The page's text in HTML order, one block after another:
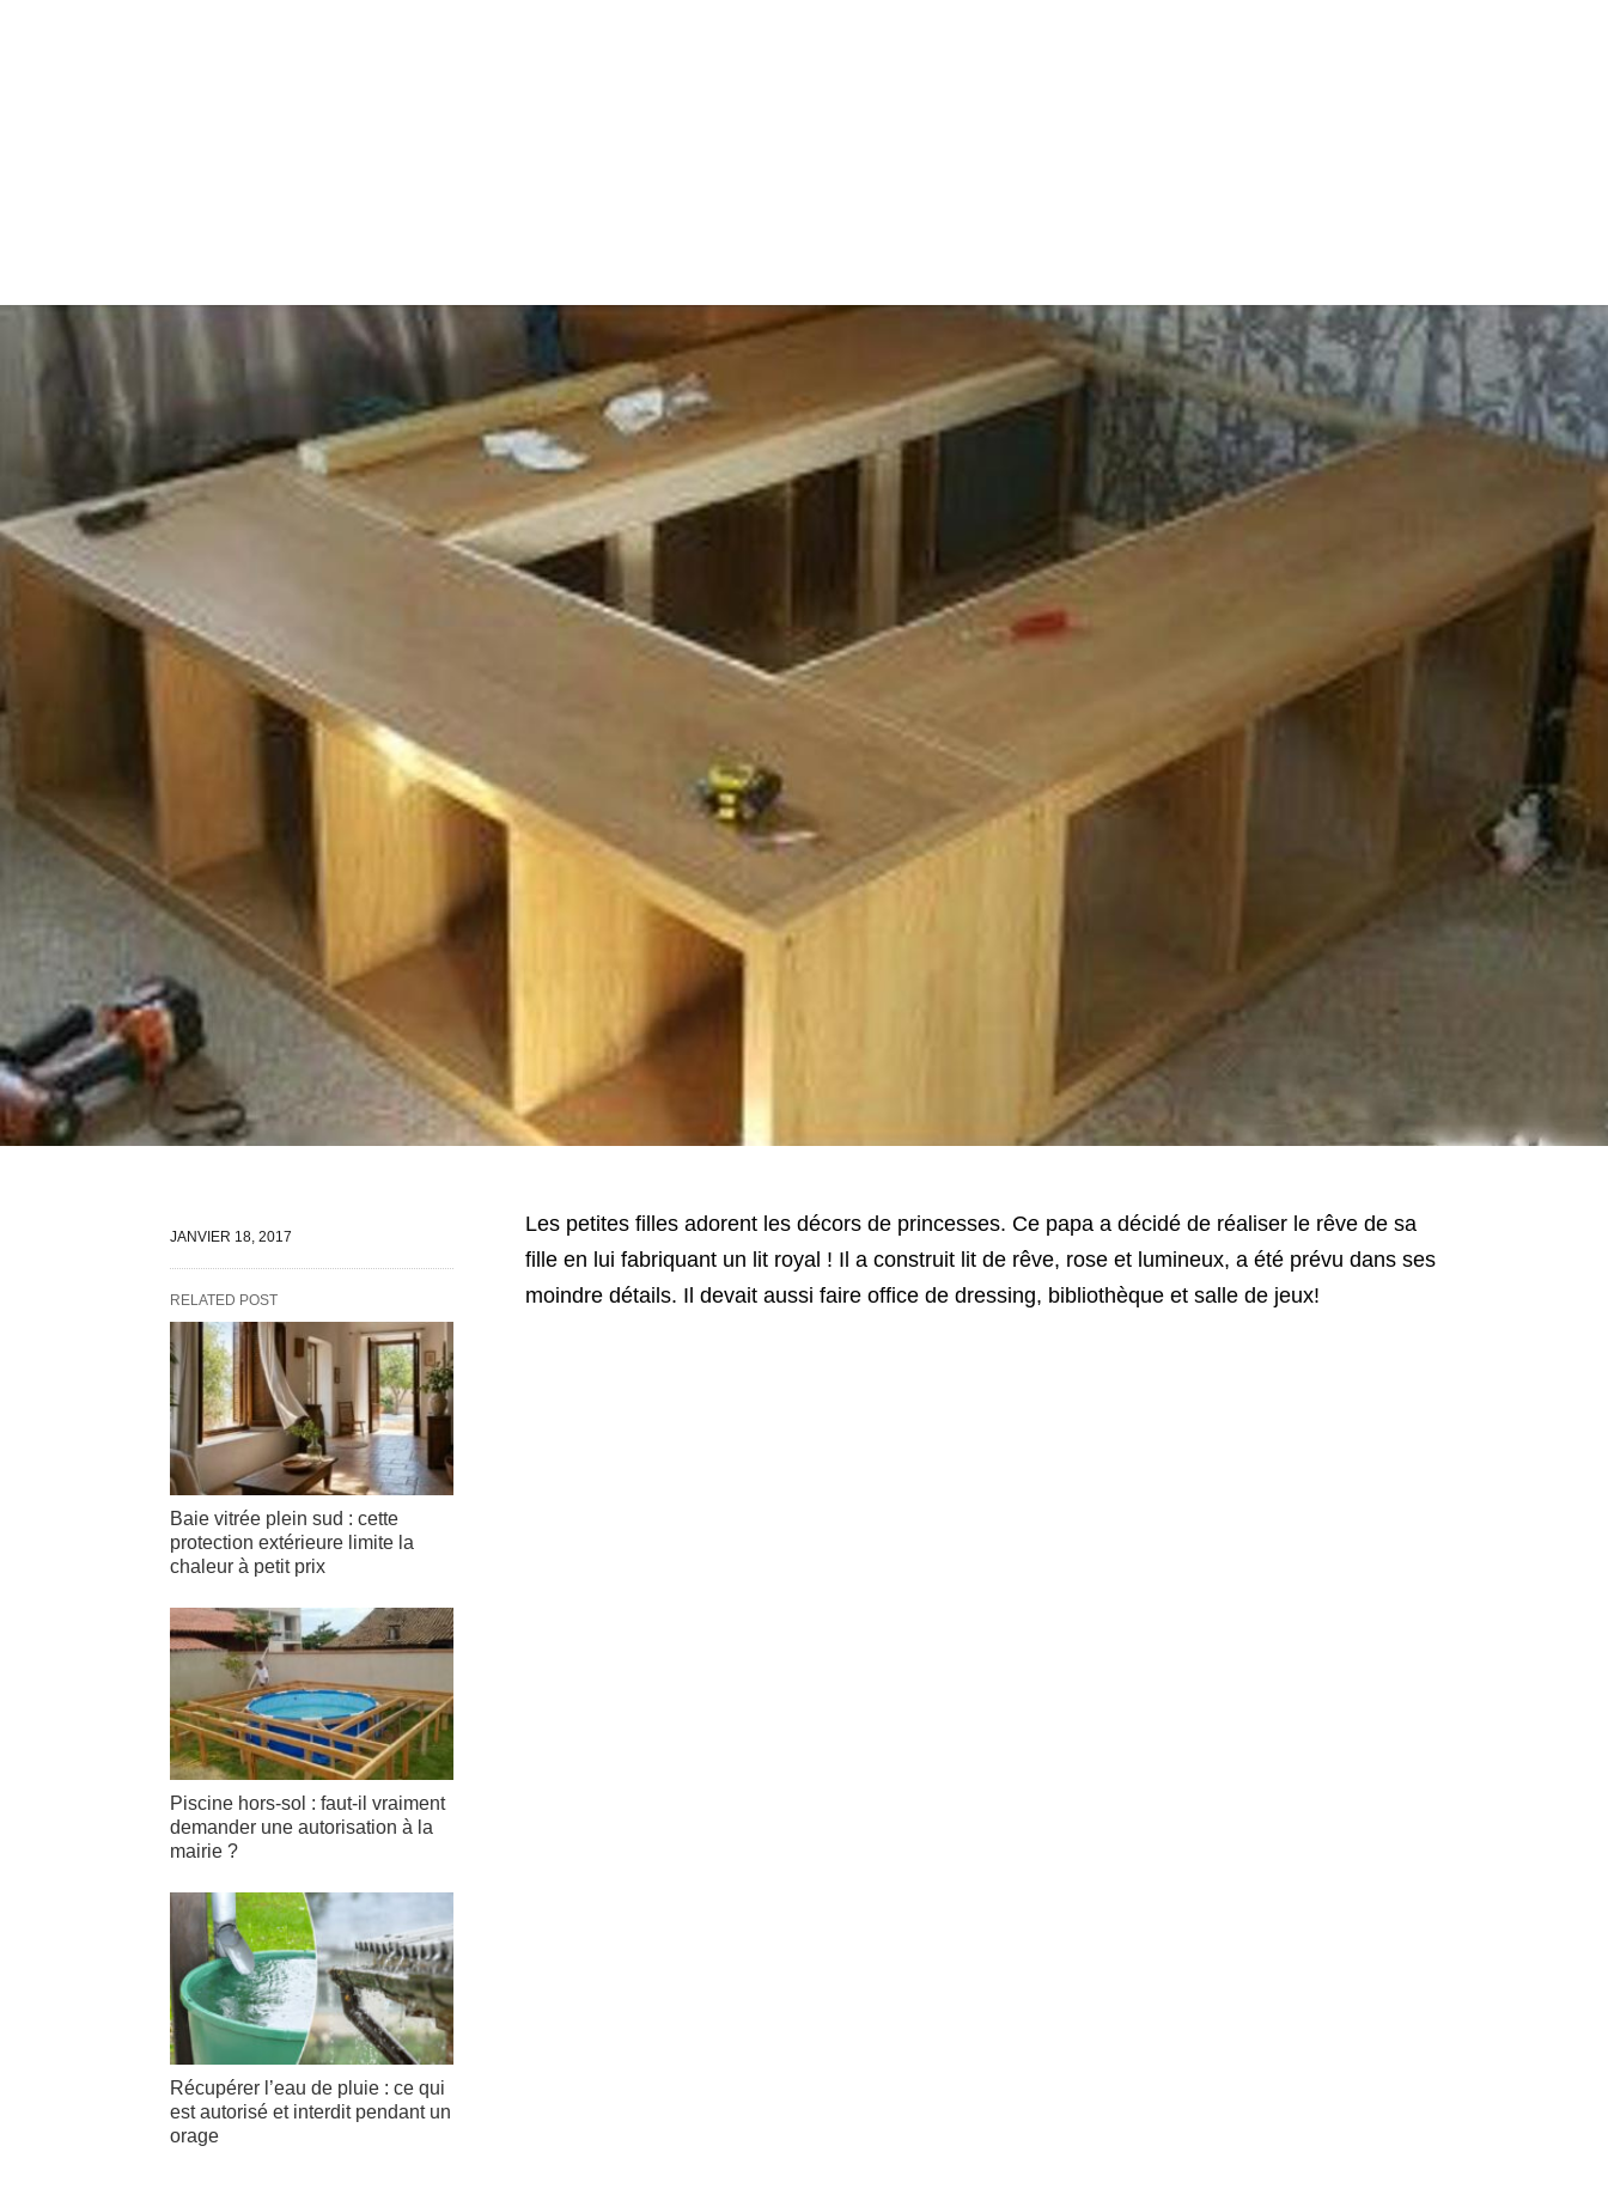
Les petites filles adorent les décors de princesses. Ce papa a décidé de réaliser le rêve de sa
fille en lui fabriquant un lit royal ! Il a construit lit de rêve, rose et lumineux, a été prévu dans ses
moindre détails. Il devait aussi faire office de dressing, bibliothèque et salle de jeux!
JANVIER 18, 2017
RELATED POST
Baie vitrée plein sud : cette
protection extérieure limite la
chaleur à petit prix
Piscine hors-sol : faut-il vraiment
demander une autorisation à la
mairie ?
Récupérer l’eau de pluie : ce qui
est autorisé et interdit pendant un
orage